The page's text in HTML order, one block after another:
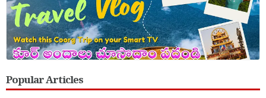
Popular Articles